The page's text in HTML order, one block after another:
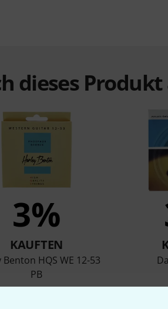
dieses
3%
KAUFTEN
HQS WE 12-53
PB
3,90 €